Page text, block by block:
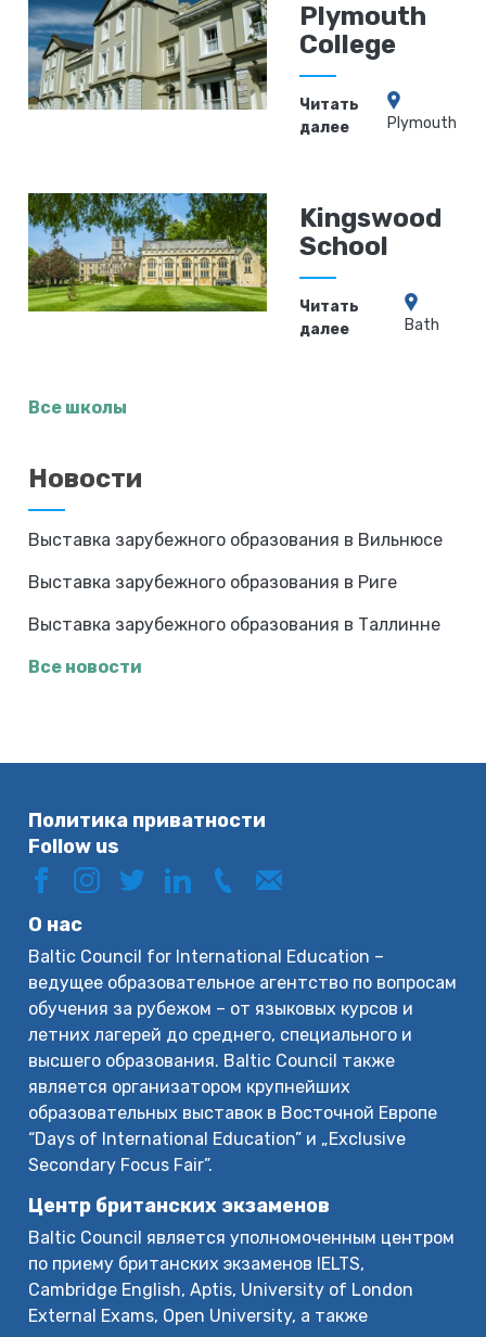
Plymouth
College
Читать
далее
Plymouth
Kingswood
School
Читать
далее
Bath
Все школы
Новости
Выставка зарубежного образования в Вильнюсе
Выставка зарубежного образования в Риге
Выставка зарубежного образования в Таллинне
Все новости
Политика приватности
Follow us
О нас
Baltic Council for International Education –
ведущее образовательное агентство по вопросам
обучения за рубежом – от языковых курсов и
летних лагерей до среднего, специального и
высшего образования. Baltic Council также
является организатором крупнейших
образовательных выставок в Восточной Европе
“Days of International Education” и „Exclusive
Secondary Focus Fair”.
Центр британских экзаменов
Baltic Council является уполномоченным центром
по приему британских экзаменов IELTS,
Cambridge English, Aptis, University of London
External Exams, Open University, а также